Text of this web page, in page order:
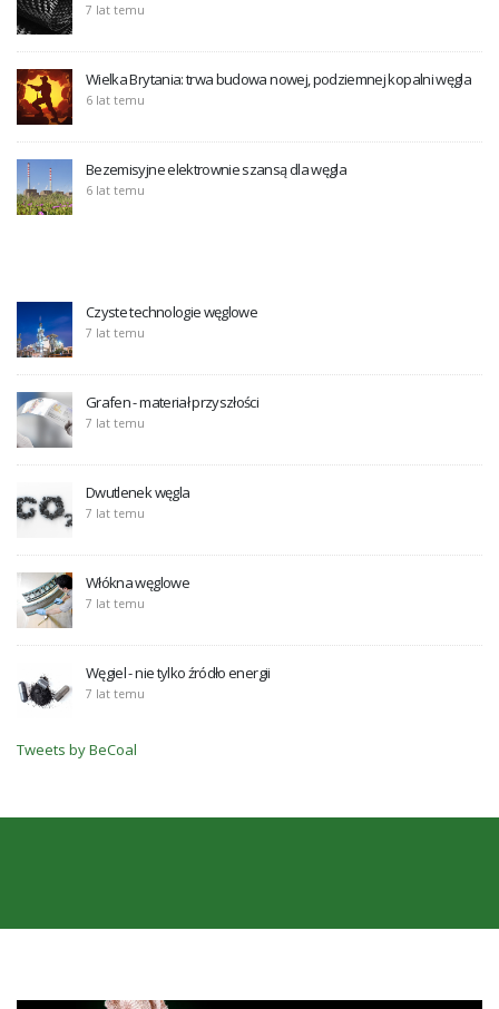
7 lat temu
Wielka Brytania: trwa budowa nowej, podziemnej kopalni węgla
6 lat temu
Bezemisyjne elektrownie szansą dla węgla
6 lat temu
Czyste technologie węglowe
7 lat temu
Grafen - materiał przyszłości
7 lat temu
Dwutlenek węgla
7 lat temu
Włókna węglowe
7 lat temu
Węgiel - nie tylko źródło energii
7 lat temu
Tweets by BeCoal